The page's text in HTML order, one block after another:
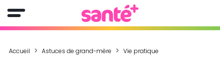
Accueil Astuces de grand-mère Vie pratique